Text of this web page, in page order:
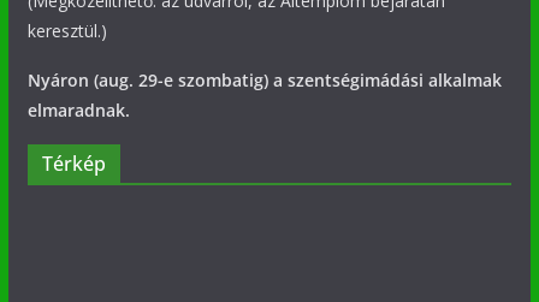
keresztül.)
Nyáron (aug. 29-e szombatig) a szentségimádási alkalmak
elmaradnak.
Térkép